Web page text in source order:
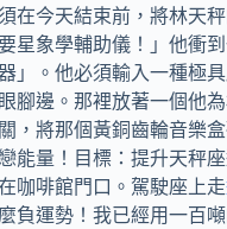
在今天結束前，將林天
星象學輔助儀！」他衝
」。他必須輸入一種
腳邊。那裡放著一個他
，將那個黃銅齒輪音樂
能量！目標：提升天秤
咖啡館門口。駕駛座上走
負運勢！我已經用一百